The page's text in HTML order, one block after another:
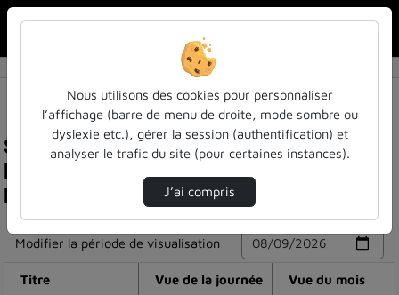
Statistiques de visualisation de la vidéo
Nathalie lacelle commente la visite du site web
labyrinthe.com
Modifier la période de visualisation
Titre Vue de la journée Vue du mois
Nous utilisons des cookies pour personnaliser
l’affichage (barre de menu de droite, mode sombre ou
dyslexie etc.), gérer la session (authentification) et
analyser le trafic du site (pour certaines instances).
J’ai compris